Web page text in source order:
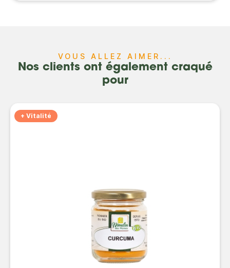
VOUS ALLEZ AIMER...
Nos clients ont également craqué
pour
+ Vitalité